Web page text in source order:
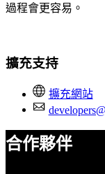
過程會更容易。
擴充支持
擴充網站
合作夥伴